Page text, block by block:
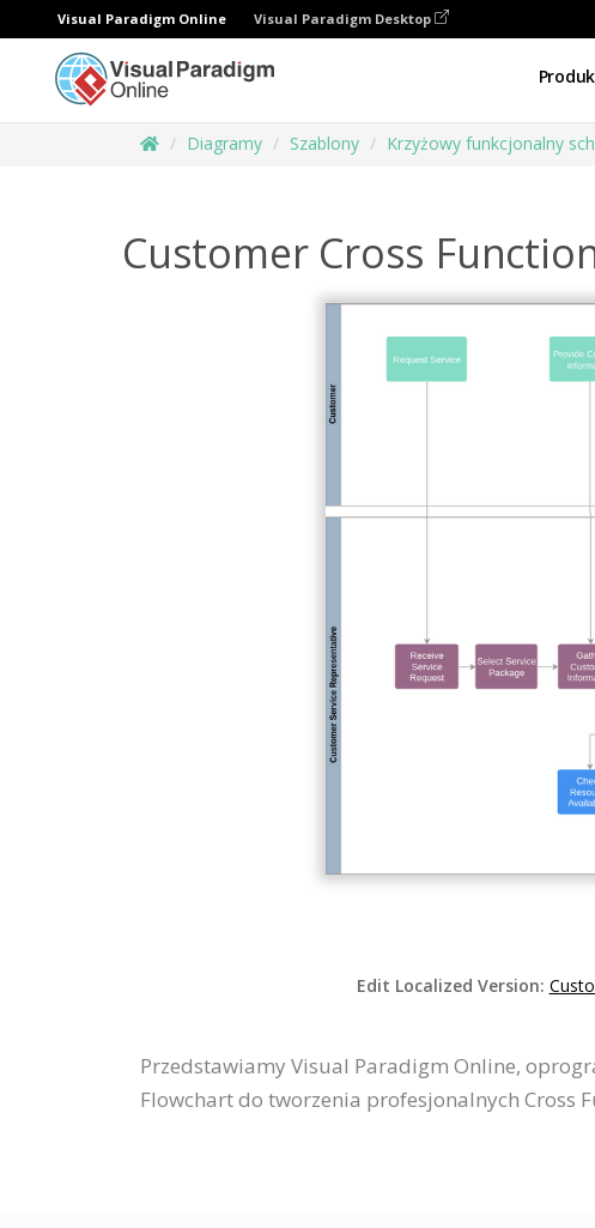
Visual Paradigm Online Visual Paradigm Desktop
Diagramy Szablony Krzyżowy funkcjonalny
Customer Cross
Edit Localized Version:
Przedstawiamy Visual Paradigm Online,
Flowchart do tworzenia profesjonalnych Cross